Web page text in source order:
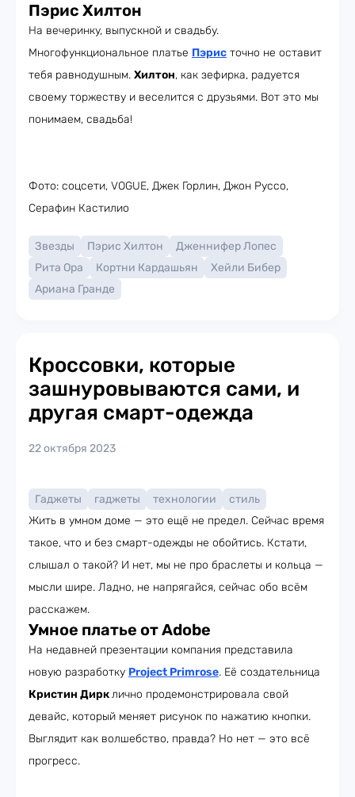
Пэрис Хилтон
На вечеринку, выпускной и свадьбу.
Многофункциональное платье Пэрис точно не оставит
тебя равнодушным. Хилтон, как зефирка, радуется
своему торжеству и веселится с друзьями. Вот это мы
понимаем, свадьба!
Фото: соцсети, VOGUE, Джек Горлин, Джон Руссо,
Серафин Кастилио
Звезды Пэрис Хилтон
Дженнифер Лопес
Рита Ора
Кортни Кардашьян
Хейли Бибер
Ариана Гранде
Кроссовки, которые
зашнуровываются сами, и
другая смарт-одежда
22 октября 2023
Гаджеты гаджеты технологии
стиль
Жить в умном доме — это ещё не предел. Сейчас время
такое, что и без смарт-одежды не обойтись. Кстати,
слышал о такой? И нет, мы не про браслеты и кольца —
мысли шире. Ладно, не напрягайся, сейчас обо всём
расскажем.
Умное платье от Adobe
На недавней презентации компания представила
новую разработку Project Primrose. Её создательница
Кристин Дирклично продемонстрировала свой
девайс, который меняет рисунок по нажатию кнопки.
Выглядит как волшебство, правда? Но нет — это всё
прогресс.